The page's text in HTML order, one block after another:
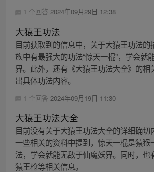
1 个回答 2024年09月29日 12:38
大猿王功法
目前获取到的信息中，关于大猿王功法的
族中有最强大的功法“惊天一棍”，学会就
界。此外，还有《大猿王功法大全》的相
出具体功法内容。
1 个回答 2024年09月19日 11:30
大猿王功法大全
目前没有关于大猿王功法大全的详细确切
一些相关的资料中提到，惊天一棍是猿猴
法，学会就能无敌于仙魔妖界。同时，也
猿王枪等相关信息。